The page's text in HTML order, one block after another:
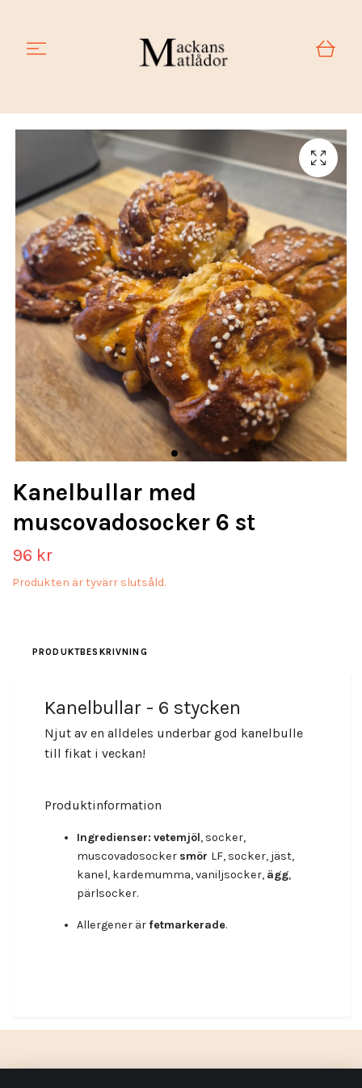
Kanelbullar med
muscovadosocker 6 st
96 kr
Produkten är tyvärr slutsåld.
PRODUKTBESKRIVNING
Kanelbullar - 6 stycken
Njut av en alldeles underbar god kanelbulle
till fikat i veckan!
Produktinformation
Ingredienser: vetemjöl, socker,
muscovadosocker smör LF, socker, jäst,
kanel, kardemumma, vaniljsocker, ägg,
pärlsocker.
Allergener är fetmarkerade.